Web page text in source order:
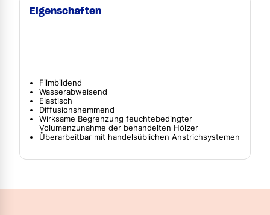
Eigenschaften
Filmbildend
Wasserabweisend
Elastisch
Diffusionshemmend
Wirksame Begrenzung feuchtebedingter
Volumenzunahme der behandelten Hölzer
Überarbeitbar mit handelsüblichen Anstrichsystemen